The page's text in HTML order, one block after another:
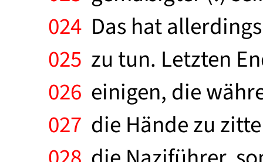
024 Das hat
025 zu tun. Letzten
026 einigen, die
027 die Hände zu